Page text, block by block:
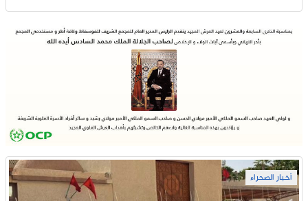
أخبار الصحراء